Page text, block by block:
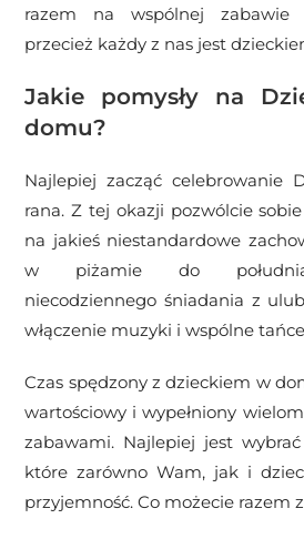
razem na wspólnej
przecież każdy z nas jest
Jakie pomysły na
domu?
Najlepiej zacząć celebrowanie
rana. Z tej okazji pozwólcie
na jakieś niestandardowe
w piżamie do
niecodziennego śniadania z
włączenie muzyki i wspólne
Czas spędzony z dzieckiem w
wartościowy i wypełniony
zabawami. Najlepiej jest
które zarówno Wam, jak i
przyjemność. Co możecie razem